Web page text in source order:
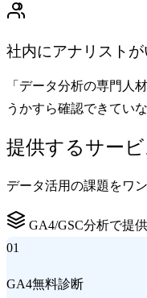
社内にアナリストが
「データ分析の専門人
うかすら確認できてい
提供するサービ
データ活用の課題をワ
GA4/GSC分析で提供
01
GA4無料診断